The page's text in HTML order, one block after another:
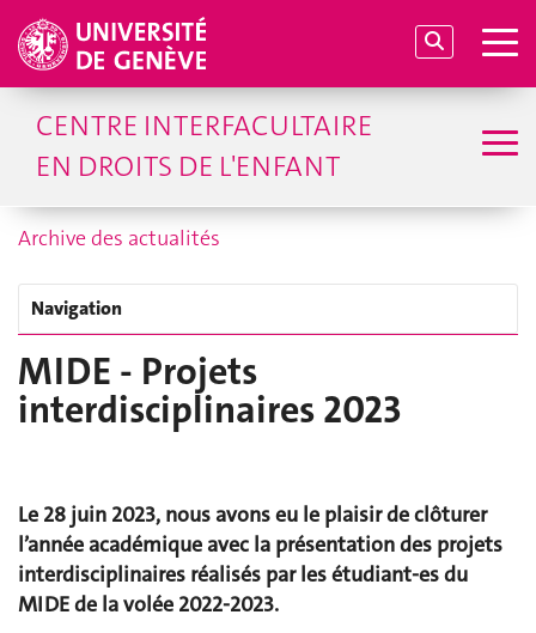
CENTRE INTERFACULTAIRE
EN DROITS DE L'ENFANT
Archive des actualités
Navigation
MIDE - Projets
interdisciplinaires 2023
Le 28 juin 2023, nous avons eu le plaisir de clôturer
l’année académique avec la présentation des projets
interdisciplinaires réalisés par les étudiant-es du
MIDE de la volée 2022-2023.